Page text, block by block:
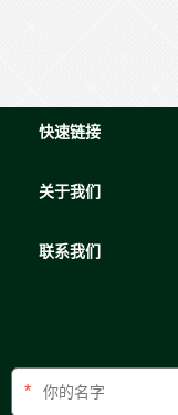
快速链接
关于我们
联系我们
*